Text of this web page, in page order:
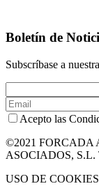
Boletín de
Subscríbase a
Acepto las
©2021 FORCADA
ASOCIADOS, S.L.
USO DE COOKIES